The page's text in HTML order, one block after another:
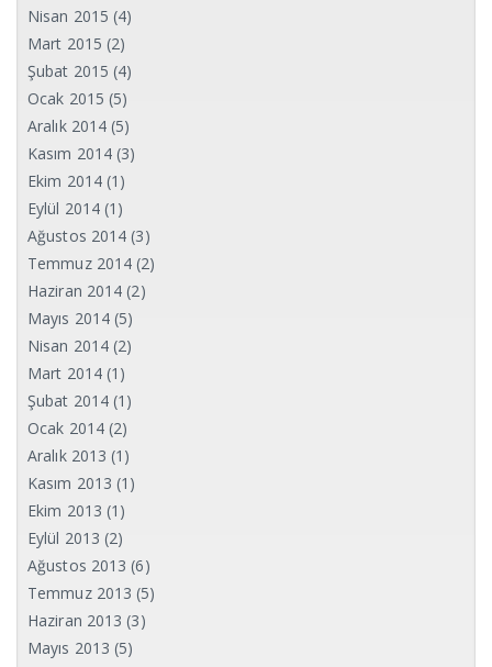
Nisan 2015 (4)
Mart 2015 (2)
Şubat 2015 (4)
Ocak 2015 (5)
Aralık 2014 (5)
Kasım 2014 (3)
Ekim 2014 (1)
Eylül 2014 (1)
Ağustos 2014 (3)
Temmuz 2014 (2)
Haziran 2014 (2)
Mayıs 2014 (5)
Nisan 2014 (2)
Mart 2014 (1)
Şubat 2014 (1)
Ocak 2014 (2)
Aralık 2013 (1)
Kasım 2013 (1)
Ekim 2013 (1)
Eylül 2013 (2)
Ağustos 2013 (6)
Temmuz 2013 (5)
Haziran 2013 (3)
Mayıs 2013 (5)